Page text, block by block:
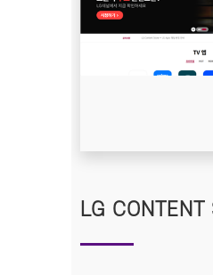
LG CONTENT